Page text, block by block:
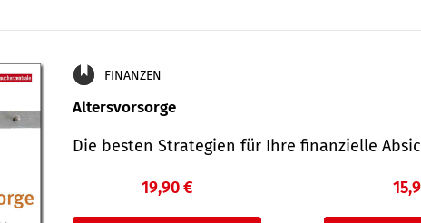
FINANZEN
Altersvorsorge
Die besten Strategien für Ihre finanzielle
19,90 €